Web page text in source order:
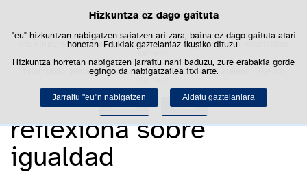
Cookie politika
Webgune honek berezko cookie-ak erabiltzen ditu nabigazioa errazteko
eta hirugarrenen cookie-ak erabilera- eta gogobetetasun-estatistikak
Informazio gehiago lor dezakezu gure "Cookie-ak" atalean,
Onartu Ukatu
Hizkuntza ez dago gaituta
"eu" hizkuntzan nabigatzen saiatzen ari zara, baina ez dago gaituta atari
honetan. Edukiak gaztelaniaz ikusiko dituzu.
Hizkuntza horretan nabigatzen jarraitu nahi baduzu, zure erabakia gorde
egingo da nabigatzailea itxi arte.
Jarraitu "eu"n nabigatzen Aldatu gaztelaniara
Saltar al contenido
Fanzine igualdad
Díselo con fanzines: el
alumnado ALCE
reflexiona sobre
igualdad